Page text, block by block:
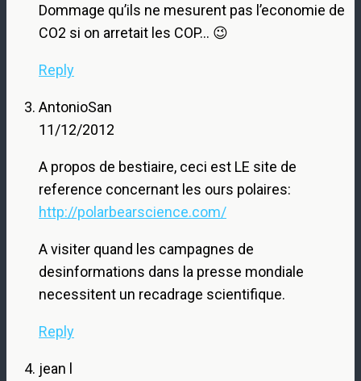
Dommage qu’ils ne mesurent pas l’economie de
CO2 si on arretait les COP… 😉
Reply
AntonioSan
11/12/2012
A propos de bestiaire, ceci est LE site de
reference concernant les ours polaires:
http://polarbearscience.com/
A visiter quand les campagnes de
desinformations dans la presse mondiale
necessitent un recadrage scientifique.
Reply
jean l